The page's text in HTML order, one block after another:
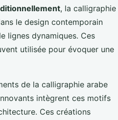
, la calligraphie
le design contemporain
lignes dynamiques. Ces
utilisée pour évoquer une
de la calligraphie arabe
intègrent ces motifs
Ces créations